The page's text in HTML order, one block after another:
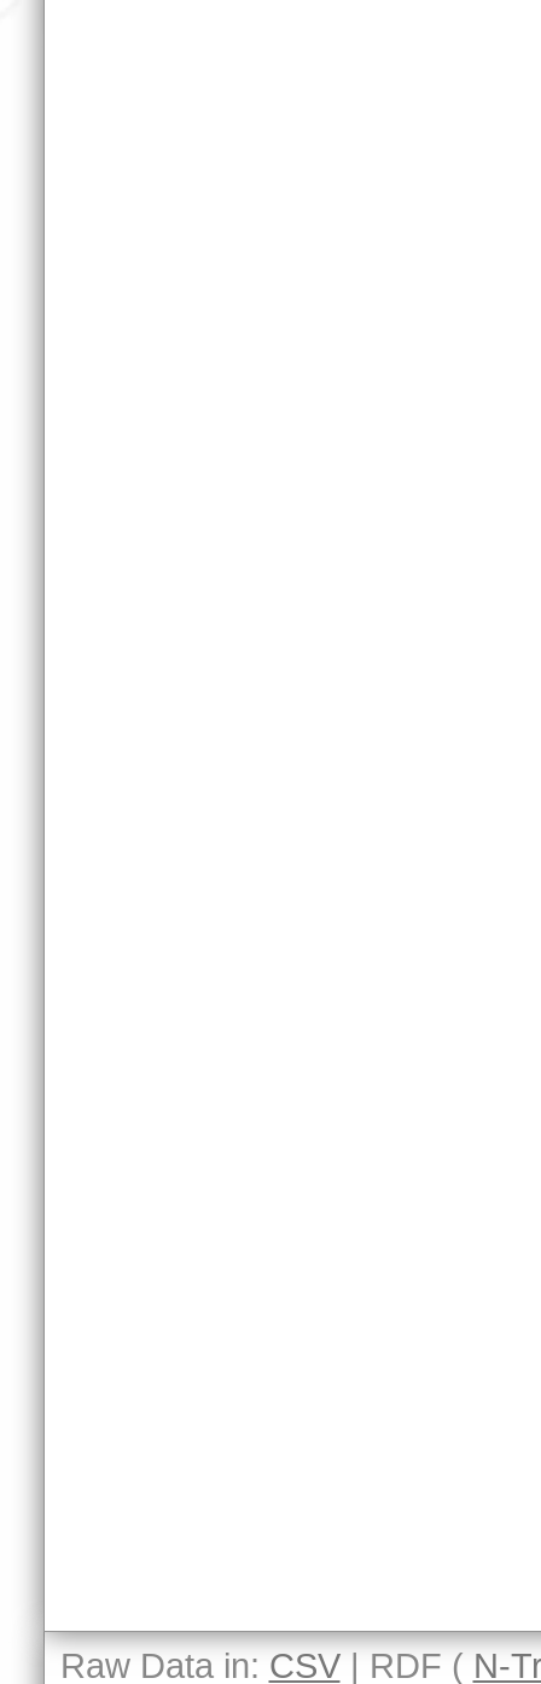
Raw Data in: CSV| RDF ( N-